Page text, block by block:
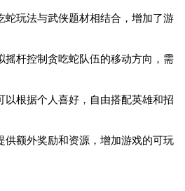
蛇玩法与武侠题材相结合，增加了游
摇杆控制贪吃蛇队伍的移动方向，需
以根据个人喜好，自由搭配英雄和招
供额外奖励和资源，增加游戏的可玩